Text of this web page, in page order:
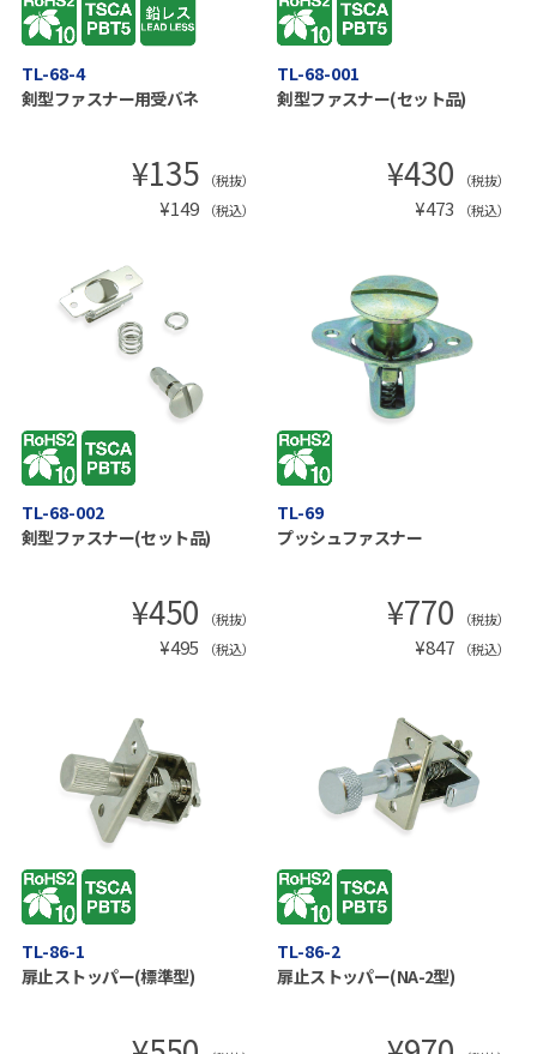
TL-68-4
剣型ファスナー用受バネ
¥135 （税抜）
¥149 （税込）
TL-68-001
剣型ファスナー(セット品)
¥430 （税抜）
¥473 （税込）
TL-68-002
剣型ファスナー(セット品)
¥450 （税抜）
¥495 （税込）
TL-69
プッシュファスナー
¥770 （税抜）
¥847 （税込）
TL-86-1
扉止ストッパー(標準型)
TL-86-2
扉止ストッパー(NA-2型)